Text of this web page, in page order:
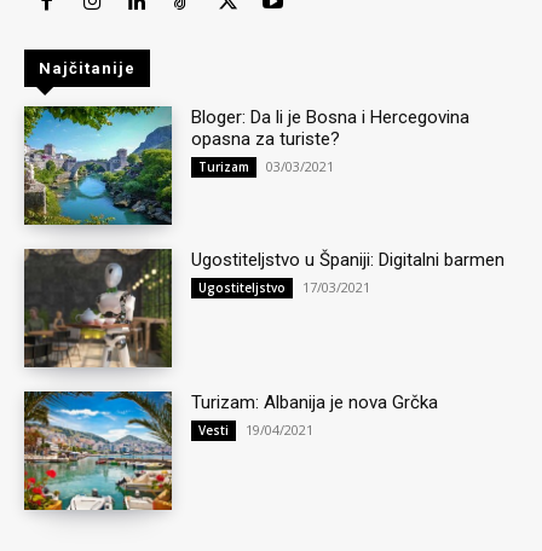
Najčitanije
Bloger: Da li je Bosna i Hercegovina
opasna za turiste?
Turizam 03/03/2021
Ugostiteljstvo u Španiji: Digitalni barmen
Ugostiteljstvo 17/03/2021
Turizam: Albanija je nova Grčka
Vesti 19/04/2021